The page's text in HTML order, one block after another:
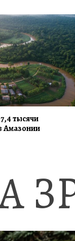
тысячи
Амазонии